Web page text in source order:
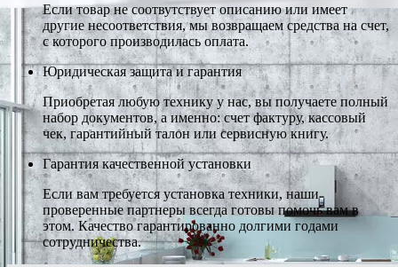
Если товар не соотвутствует описанию или имеет
другие несоответствия, мы возвращаем средства на счет,
с которого производилась оплата.
Юридическая защита и гарантия
Приобретая любую технику у нас, вы получаете полный
набор документов, а именно: счет фактуру, кассовый
чек, гарантийный талон или сервисную книгу.
Гарантия качественной установки
Если вам требуется установка техники, наши
проверенные партнеры всегда готовы помочь вам в
этом. Качество гарантированно долгими годами
сотрудничества.